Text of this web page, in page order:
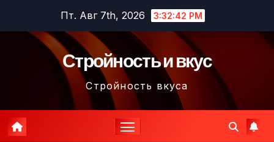
содержимому
Пт. Авг 7th, 2026 3:32:43 PM
Стройность и вкус
Стройность вкуса